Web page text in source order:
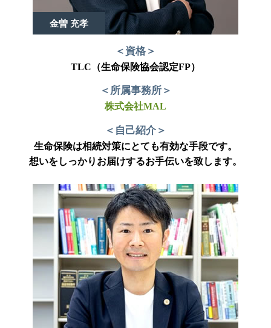
金曽 充孝
＜資格＞
TLC（生命保険協会認定FP）
＜所属事務所＞
株式会社MAL
＜自己紹介＞
生命保険は相続対策にとても有効な手段です。
想いをしっかりお届けするお手伝いを致します。